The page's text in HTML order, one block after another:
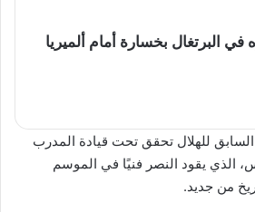
البرتغال بخسارة أمام ألميريا
للهلال تحقق تحت قيادة المدرب
الذي يقود النصر فنيًا في الموسم
من جديد.